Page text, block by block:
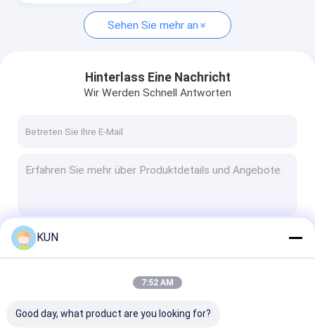
Sehen Sie mehr an
Hinterlass Eine Nachricht
Wir Werden Schnell Antworten
KUN
7:52 AM
Good day, what product are you looking for?